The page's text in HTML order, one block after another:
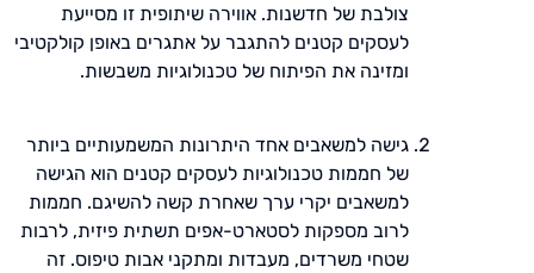
צולבת של חדשנות. אווירה שיתופית זו מסייעת
לעסקים קטנים להתגבר על אתגרים באופן קולקטיבי
ומזינה את הפיתוח של טכנולוגיות משבשות.
גישה למשאבים אחד היתרונות המשמעותיים ביותר
של חממות טכנולוגיות לעסקים קטנים הוא הגישה
למשאבים יקרי ערך שאחרת קשה להשיגם. חממות
לרוב מספקות לסטארט-אפים תשתית פיזית, לרבות
שטחי משרדים, מעבדות ומתקני אבות טיפוס. זה